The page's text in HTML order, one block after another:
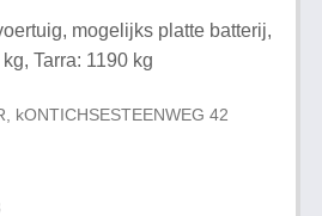
mogelijks platte batterij,
Tarra: 1190 kg
kONTICHSESTEENWEG 42